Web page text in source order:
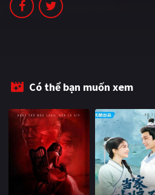
PHIM CHIẾU RẠP
Có thể bạn muốn xem